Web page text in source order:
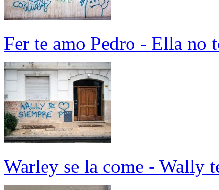
Fer te amo Pedro - Ella no
Warley se la come - Wally